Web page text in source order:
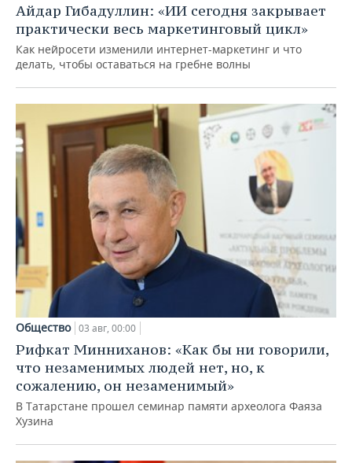
Айдар Гибадуллин: «ИИ сегодня закрывает
практически весь маркетинговый цикл»
Как нейросети изменили интернет-маркетинг и что
делать, чтобы оставаться на гребне волны
Общество 03 авг, 00:00
Рифкат Минниханов: «Как бы ни говорили,
что незаменимых людей нет, но, к
сожалению, он незаменимый»
В Татарстане прошел семинар памяти археолога Фаяза
Хузина